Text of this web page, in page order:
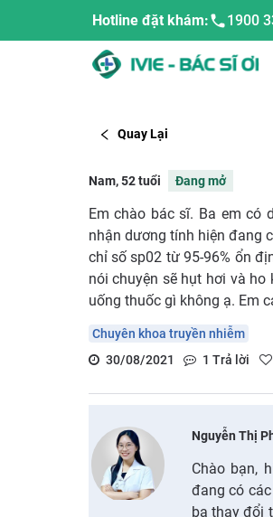
Hotline đặt khám: 1900
Quay Lại
Nam, 52 tuổi Đang mở
Em chào bác sĩ. Ba em có
nhận dương tính hiện đang
chỉ số sp02 từ 95-96% ổn
nói chuyện sẽ hụt hơi và
uống thuốc gì không ạ. Em
Chuyên khoa truyền nhiễm
30/08/2021
1 Trả lời
Nguyễn Thị
Chào bạn,
đang có
ba thay đổi